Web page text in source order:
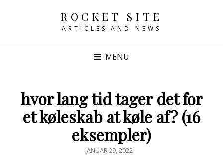
ROCKET SITE
ARTICLES AND NEWS
MENU
hvor lang tid tager det for
et køleskab at køle af? (16
eksempler)
POSTED
JANUAR 29, 2022